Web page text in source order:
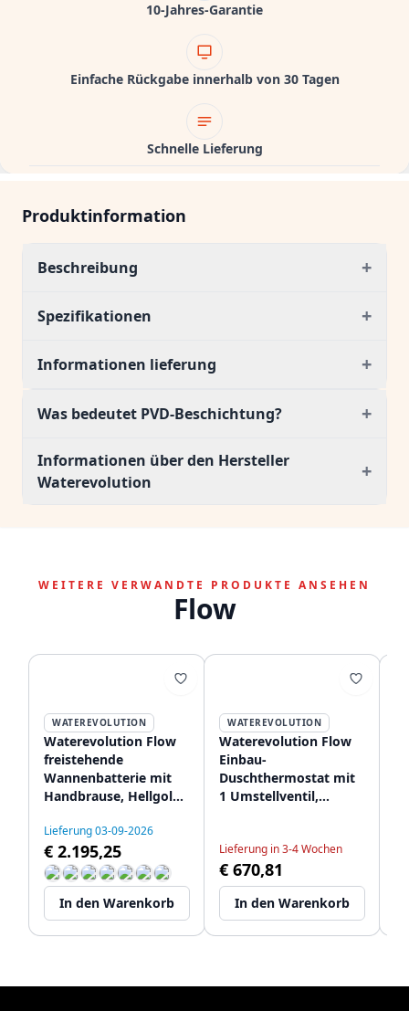
10-Jahres-Garantie
Einfache Rückgabe innerhalb von 30 Tagen
Schnelle Lieferung
Produktinformation
Beschreibung +
Spezifikationen +
Informationen lieferung +
Was bedeutet PVD-Beschichtung? +
Informationen über den Hersteller
Waterevolution
+
WEITERE VERWANDTE PRODUKTE ANSEHEN
Flow
WATEREVOLUTION
Waterevolution Flow
freistehende
Wannenbatterie mit
Handbrause, Hellgold
Lieferung 03-09-2026
€ 2.195,25
In den Warenkorb
WATEREVOLUTION
Waterevolution Flow
Einbau-
Duschthermostat mit
1 Umstellventil,
Lieferung in 3-4 Wochen
€ 670,81
In den Warenkorb